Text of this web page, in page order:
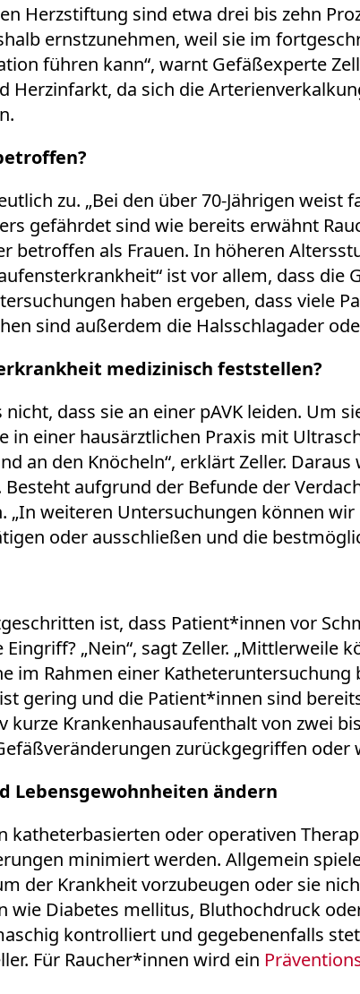
Herzstiftung sind etwa drei bis zehn
ernstzunehmen, weil sie im
führen kann“, warnt Gefäßexperte
Herzinfarkt, da sich die
zu. „Bei den über 70-Jährigen
gefährdet sind wie bereits erwähnt
betroffen als Frauen. In höheren
ist vor allem, dass
haben ergeben, dass viele
sind außerdem die Halsschlagader
medizinisch feststellen?
dass sie an einer pAVK leiden. Um
einer hausärztlichen Praxis mit
an den Knöcheln“, erklärt Zeller.
aufgrund der Befunde der
„In weiteren Untersuchungen können
oder ausschließen und die
ist, dass Patient*innen vor
„Nein“, sagt Zeller. „Mittlerweile
im Rahmen einer
gering und die Patient*innen sind
kurze Krankenhausaufenthalt von zwei
zurückgegriffen
Lebensgewohnheiten ändern
katheterbasierten oder operativen
minimiert werden. Allgemein
der Krankheit vorzubeugen oder sie
wie Diabetes mellitus, Bluthochdruck
kontrolliert und gegebenenfalls
Für Raucher*innen wird ein